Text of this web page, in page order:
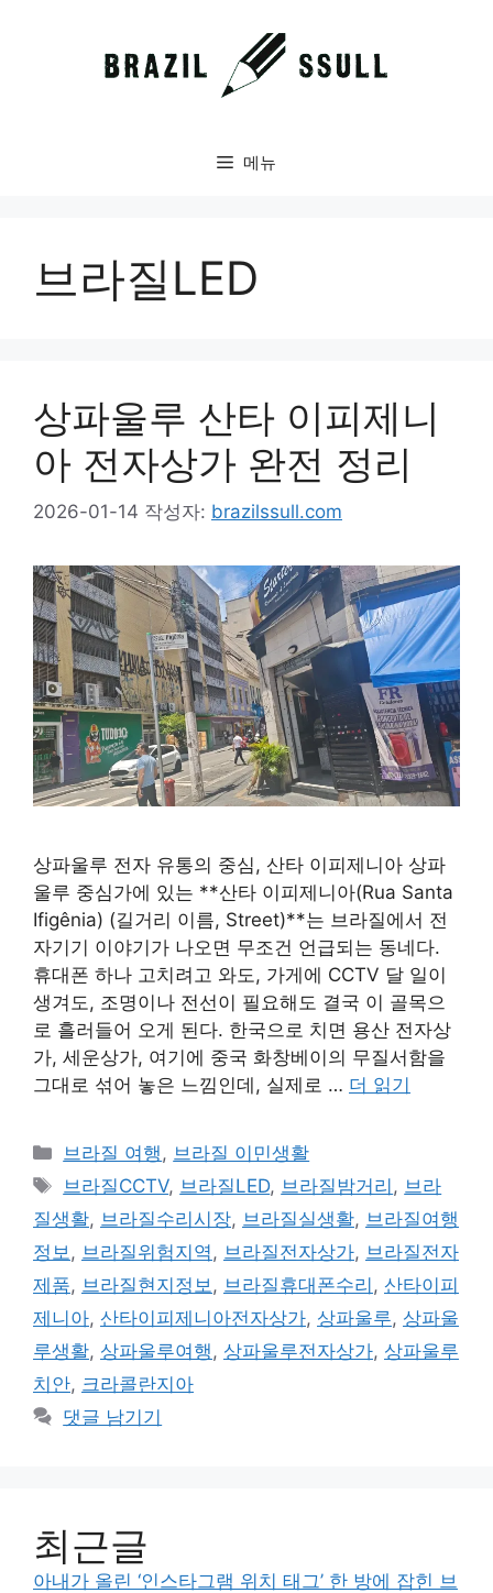
메뉴
브라질LED
상파울루 산타 이피제니
아 전자상가 완전 정리
2026-01-14 작성자: brazilssull.com
상파울루 전자 유통의 중심, 산타 이피제니아 상파
울루 중심가에 있는 **산타 이피제니아(Rua Santa
Ifigênia) (길거리 이름, Street)**는 브라질에서 전
자기기 이야기가 나오면 무조건 언급되는 동네다.
휴대폰 하나 고치려고 와도, 가게에 CCTV 달 일이
생겨도, 조명이나 전선이 필요해도 결국 이 골목으
로 흘러들어 오게 된다. 한국으로 치면 용산 전자상
가, 세운상가, 여기에 중국 화창베이의 무질서함을
그대로 섞어 놓은 느낌인데, 실제로 … 더 읽기
카
테
리
브라질 여행 , 브라질 이민생활
태
그
브라질CCTV, 브라질LED, 브라질밤거리 , 브라
질생활, 브라질수리시장, 브라질실생활, 브라질여행
정보 , 브라질위험지역 , 브라질전자상가, 브라질전자
제품, 브라질현지정보 , 브라질휴대폰수리 , 산타이피
제니아, 산타이피제니아전자상가, 상파울루, 상파울
루생활, 상파울루여행 , 상파울루전자상가, 상파울루
치안, 크라콜란지아
댓글 남기기
최근글
아내가 올린 ‘인스타그램 위치 태그’ 한 방에 잡힌 브